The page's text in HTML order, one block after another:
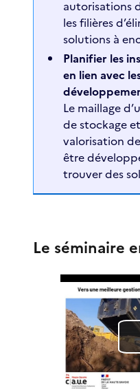
autorisations
les filières
solutions à
Planifier les
en lien avec
Le maillage
de stockage
valorisation
être
trouver des
Le séminaire